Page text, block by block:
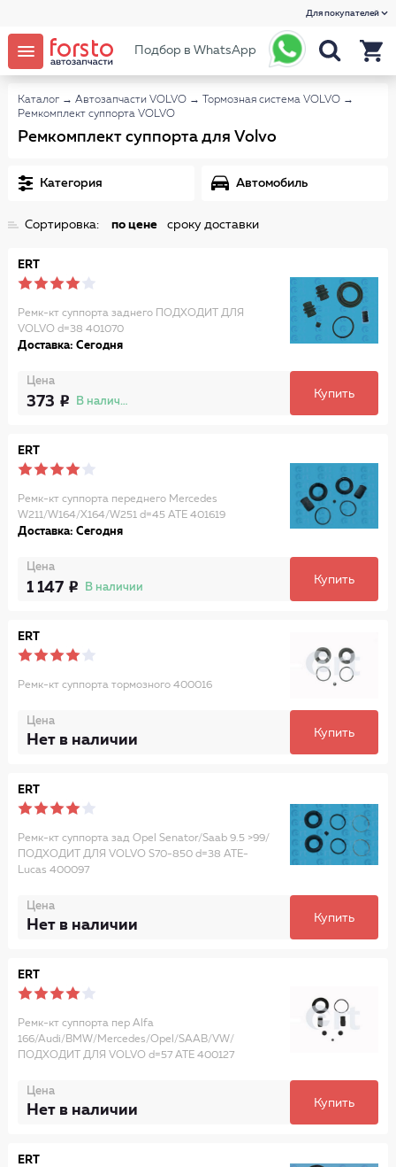
Для покупателей
Подбор в WhatsApp
Каталог → Автозапчасти VOLVO → Тормозная система VOLVO →
Ремкомплект суппорта VOLVO
Ремкомплект суппорта для Volvo
Категория Автомобиль
Сортировка: по цене сроку доставки
ERT
Ремк-кт суппорта заднего ПОДХОДИТ ДЛЯ
VOLVO d=38 401070
Доставка: Сегодня
Цена
373 В наличии
Купить
ERT
Ремк-кт суппорта переднего Mercedes
W211/W164/X164/W251 d=45 ATE 401619
Доставка: Сегодня
Цена
1 147 В наличии
Купить
ERT
Ремк-кт суппорта тормозного 400016
Цена
Нет в наличии Купить
ERT
Ремк-кт суппорта зад Opel Senator/Saab 9.5 >99/
ПОДХОДИТ ДЛЯ VOLVO S70-850 d=38 ATE-
Lucas 400097
Цена
Нет в наличии Купить
ERT
Ремк-кт суппорта пер Alfa
166/Audi/BMW/Mercedes/Opel/SAAB/VW/
ПОДХОДИТ ДЛЯ VOLVO d=57 ATE 400127
Цена
Нет в наличии Купить
ERT